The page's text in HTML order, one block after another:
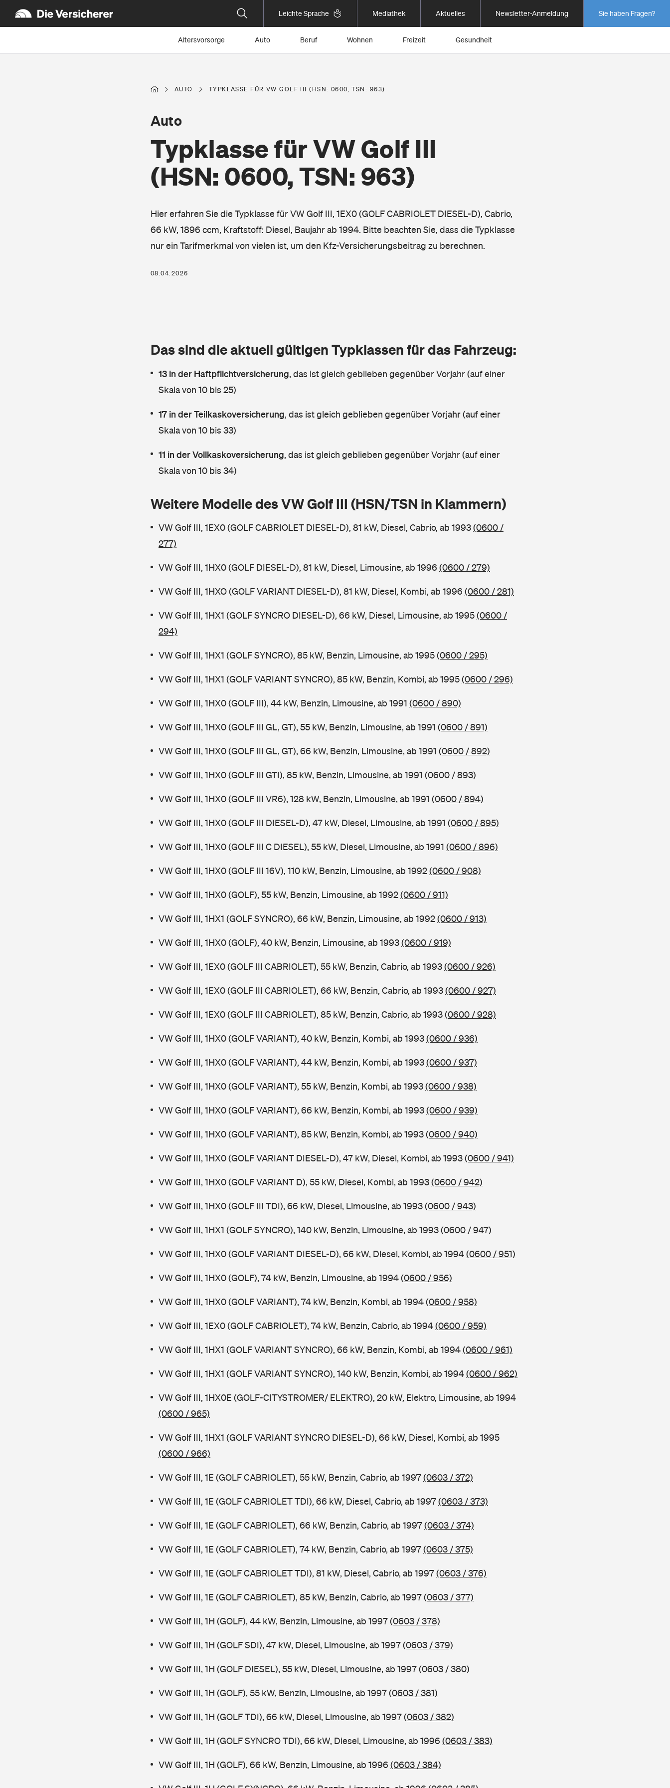
Leichte Sprache Mediathek Aktuelles Newsletter-Anmeldung Sie haben Fragen?
Altersvorsorge Auto Beruf Wohnen Freizeit Gesundheit
AUTO TYPKLASSE FÜR VW GOLF III (HSN: 0600, TSN: 963)
Typklasse für VW Golf III
(HSN: 0600, TSN: 963)
Auto
Hier erfahren Sie die Typklasse für VW Golf III, 1EX0 (GOLF CABRIOLET DIESEL-D), Cabrio,
66 kW, 1896 ccm, Kraftstoff: Diesel, Baujahr ab 1994. Bitte beachten Sie, dass die Typklasse
nur ein Tarifmerkmal von vielen ist, um den Kfz-Versicherungsbeitrag zu berechnen.
08.04.2026
Das sind die aktuell gültigen Typklassen für das Fahrzeug:
13 in der Haftpflichtversicherung, das ist gleich geblieben gegenüber Vorjahr (auf einer
Skala von 10 bis 25)
17 in der Teilkaskoversicherung, das ist gleich geblieben gegenüber Vorjahr (auf einer
Skala von 10 bis 33)
11 in der Vollkaskoversicherung, das ist gleich geblieben gegenüber Vorjahr (auf einer
Skala von 10 bis 34)
Weitere Modelle des VW Golf III (HSN/TSN in Klammern)
VW Golf III, 1EX0 (GOLF CABRIOLET DIESEL-D), 81 kW, Diesel, Cabrio, ab 1993(0600 /
277)
VW Golf III, 1HX0 (GOLF DIESEL-D), 81 kW, Diesel, Limousine, ab 1996 (0600 / 279)
VW Golf III, 1HXO (GOLF VARIANT DIESEL-D), 81 kW, Diesel, Kombi, ab 1996 (0600 / 281)
VW Golf III, 1HX1 (GOLF SYNCRO DIESEL-D), 66 kW, Diesel, Limousine, ab 1995(0600 /
294)
VW Golf III, 1HX1 (GOLF SYNCRO), 85 kW, Benzin, Limousine, ab 1995(0600 / 295)
VW Golf III, 1HX1 (GOLF VARIANT SYNCRO), 85 kW, Benzin, Kombi, ab 1995(0600 / 296)
VW Golf III, 1HX0 (GOLF III), 44 kW, Benzin, Limousine, ab 1991 (0600 / 890)
VW Golf III, 1HX0 (GOLF III GL, GT), 55 kW, Benzin, Limousine, ab 1991 (0600 / 891)
VW Golf III, 1HX0 (GOLF III GL, GT), 66 kW, Benzin, Limousine, ab 1991 (0600 / 892)
VW Golf III, 1HX0 (GOLF III GTI), 85 kW, Benzin, Limousine, ab 1991 (0600 / 893)
VW Golf III, 1HX0 (GOLF III VR6), 128 kW, Benzin, Limousine, ab 1991 (0600 / 894)
VW Golf III, 1HX0 (GOLF III DIESEL-D), 47 kW, Diesel, Limousine, ab 1991 (0600 / 895)
VW Golf III, 1HX0 (GOLF III C DIESEL), 55 kW, Diesel, Limousine, ab 1991 (0600 / 896)
VW Golf III, 1HX0 (GOLF III 16V), 110 kW, Benzin, Limousine, ab 1992(0600 / 908)
VW Golf III, 1HX0 (GOLF), 55 kW, Benzin, Limousine, ab 1992(0600 / 911)
VW Golf III, 1HX1 (GOLF SYNCRO), 66 kW, Benzin, Limousine, ab 1992(0600 / 913)
VW Golf III, 1HX0 (GOLF), 40 kW, Benzin, Limousine, ab 1993(0600 / 919)
VW Golf III, 1EX0 (GOLF III CABRIOLET), 55 kW, Benzin, Cabrio, ab 1993(0600 / 926)
VW Golf III, 1EX0 (GOLF III CABRIOLET), 66 kW, Benzin, Cabrio, ab 1993(0600 / 927)
VW Golf III, 1EX0 (GOLF III CABRIOLET), 85 kW, Benzin, Cabrio, ab 1993(0600 / 928)
VW Golf III, 1HX0 (GOLF VARIANT), 40 kW, Benzin, Kombi, ab 1993(0600 / 936)
VW Golf III, 1HX0 (GOLF VARIANT), 44 kW, Benzin, Kombi, ab 1993(0600 / 937)
VW Golf III, 1HX0 (GOLF VARIANT), 55 kW, Benzin, Kombi, ab 1993(0600 / 938)
VW Golf III, 1HX0 (GOLF VARIANT), 66 kW, Benzin, Kombi, ab 1993(0600 / 939)
VW Golf III, 1HX0 (GOLF VARIANT), 85 kW, Benzin, Kombi, ab 1993(0600 / 940)
VW Golf III, 1HX0 (GOLF VARIANT DIESEL-D), 47 kW, Diesel, Kombi, ab 1993(0600 / 941)
VW Golf III, 1HX0 (GOLF VARIANT D), 55 kW, Diesel, Kombi, ab 1993(0600 / 942)
VW Golf III, 1HX0 (GOLF III TDI), 66 kW, Diesel, Limousine, ab 1993(0600 / 943)
VW Golf III, 1HX1 (GOLF SYNCRO), 140 kW, Benzin, Limousine, ab 1993(0600 / 947)
VW Golf III, 1HX0 (GOLF VARIANT DIESEL-D), 66 kW, Diesel, Kombi, ab 1994(0600 / 951)
VW Golf III, 1HX0 (GOLF), 74 kW, Benzin, Limousine, ab 1994(0600 / 956)
VW Golf III, 1HX0 (GOLF VARIANT), 74 kW, Benzin, Kombi, ab 1994(0600 / 958)
VW Golf III, 1EX0 (GOLF CABRIOLET), 74 kW, Benzin, Cabrio, ab 1994(0600 / 959)
VW Golf III, 1HX1 (GOLF VARIANT SYNCRO), 66 kW, Benzin, Kombi, ab 1994(0600 / 961)
VW Golf III, 1HX1 (GOLF VARIANT SYNCRO), 140 kW, Benzin, Kombi, ab 1994(0600 / 962)
VW Golf III, 1HX0E (GOLF-CITYSTROMER/ ELEKTRO), 20 kW, Elektro, Limousine, ab 1994
(0600 / 965)
VW Golf III, 1HX1 (GOLF VARIANT SYNCRO DIESEL-D), 66 kW, Diesel, Kombi, ab 1995
(0600 / 966)
VW Golf III, 1E (GOLF CABRIOLET), 55 kW, Benzin, Cabrio, ab 1997(0603 / 372)
VW Golf III, 1E (GOLF CABRIOLET TDI), 66 kW, Diesel, Cabrio, ab 1997(0603 / 373)
VW Golf III, 1E (GOLF CABRIOLET), 66 kW, Benzin, Cabrio, ab 1997(0603 / 374)
VW Golf III, 1E (GOLF CABRIOLET), 74 kW, Benzin, Cabrio, ab 1997(0603 / 375)
VW Golf III, 1E (GOLF CABRIOLET TDI), 81 kW, Diesel, Cabrio, ab 1997(0603 / 376)
VW Golf III, 1E (GOLF CABRIOLET), 85 kW, Benzin, Cabrio, ab 1997(0603 / 377)
VW Golf III, 1H (GOLF), 44 kW, Benzin, Limousine, ab 1997(0603 / 378)
VW Golf III, 1H (GOLF SDI), 47 kW, Diesel, Limousine, ab 1997(0603 / 379)
VW Golf III, 1H (GOLF DIESEL), 55 kW, Diesel, Limousine, ab 1997(0603 / 380)
VW Golf III, 1H (GOLF), 55 kW, Benzin, Limousine, ab 1997(0603 / 381)
VW Golf III, 1H (GOLF TDI), 66 kW, Diesel, Limousine, ab 1997(0603 / 382)
VW Golf III, 1H (GOLF SYNCRO TDI), 66 kW, Diesel, Limousine, ab 1996 (0603 / 383)
VW Golf III, 1H (GOLF), 66 kW, Benzin, Limousine, ab 1996 (0603 / 384)